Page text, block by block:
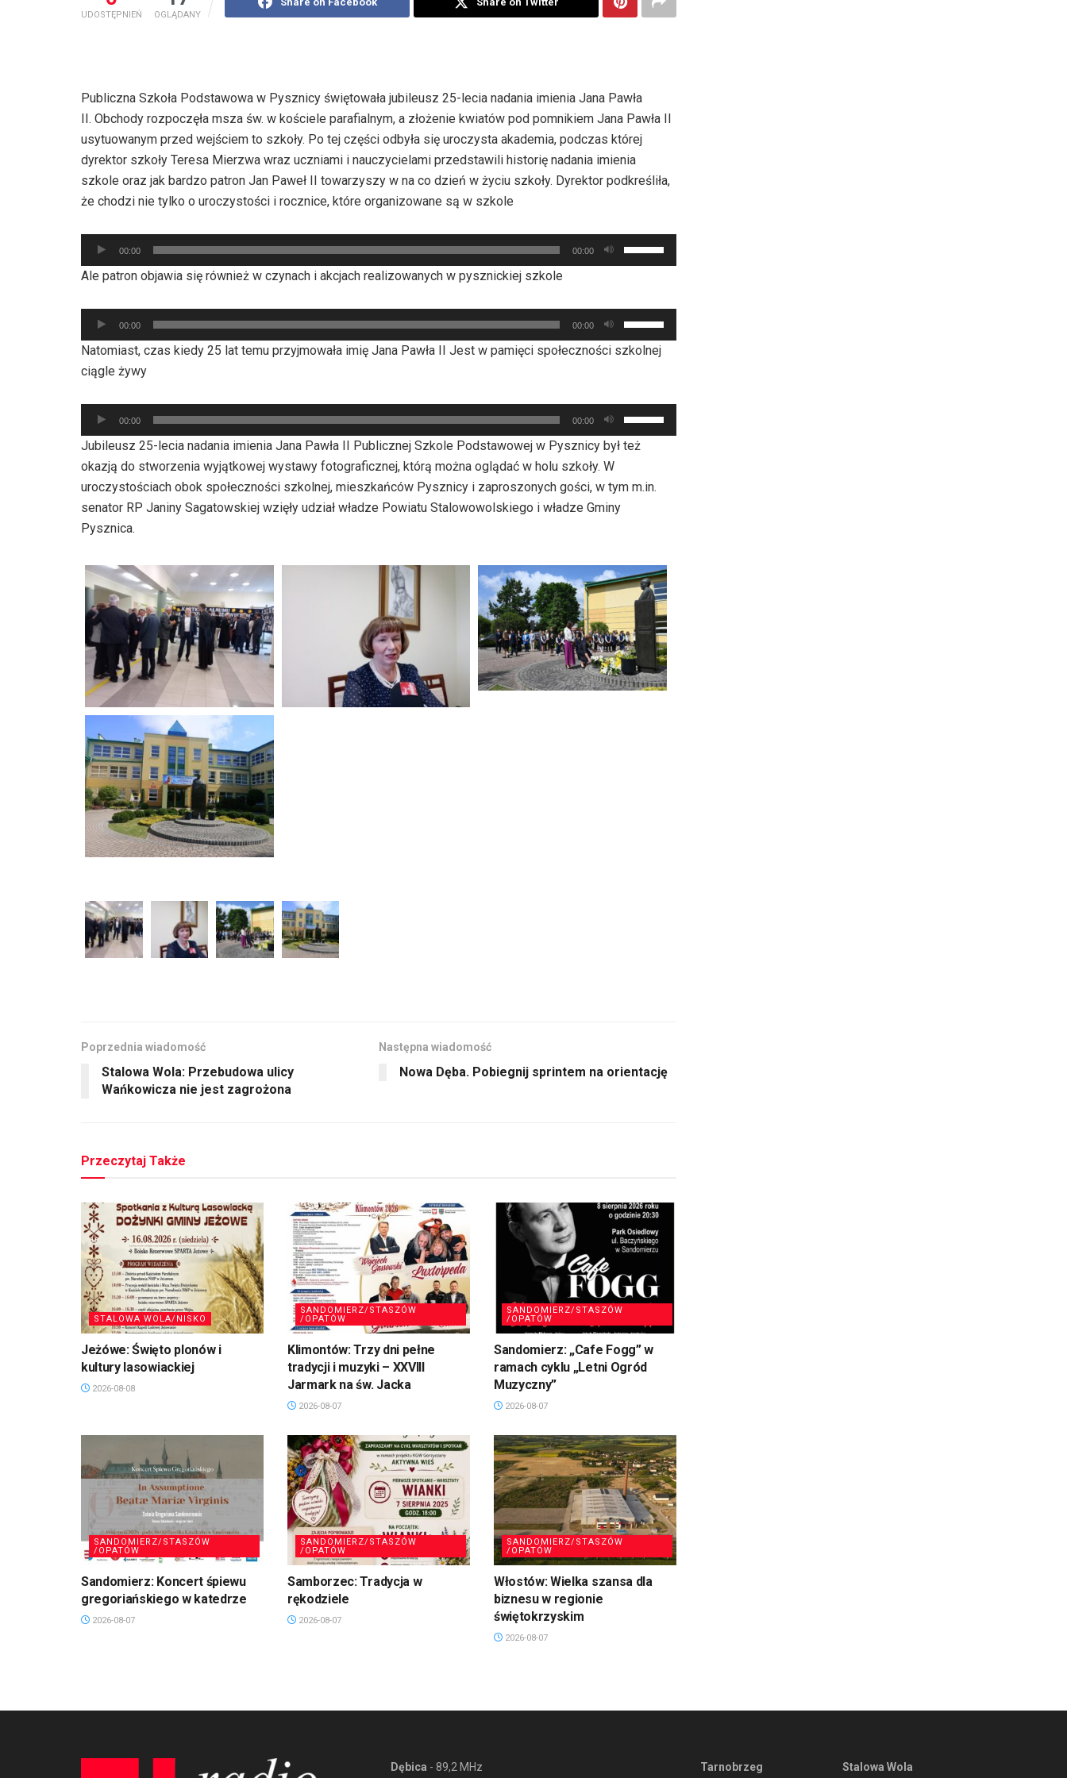
UDOSTĘPNIEŃ OGLĄDANY
Publiczna Szkoła Podstawowa w Pysznicy świętowała jubileusz 25-lecia nadania imienia Jana Pawła
II. Obchody rozpoczęła msza św. w kościele parafialnym, a złożenie kwiatów pod pomnikiem Jana Pawła II
usytuowanym przed wejściem to szkoły. Po tej części odbyła się uroczysta akademia, podczas której
dyrektor szkoły Teresa Mierzwa wraz uczniami i nauczycielami przedstawili historię nadania imienia
szkole oraz jak bardzo patron Jan Paweł II towarzyszy w na co dzień w życiu szkoły. Dyrektor podkreśliła,
że chodzi nie tylko o uroczystości i rocznice, które organizowane są w szkole
Odtwarzacz
plików
dźwiękowych
00:00 00:00
strzałek
oraz
do
zwiększyć
zmniejszyć
Ale patron objawia się również w czynach i akcjach realizowanych w pysznickiej szkole
Odtwarzacz
plików
dźwiękowych
00:00 00:00
strzałek
do
do
dołu
zwiększyć
Natomiast, czas kiedy 25 lat temu przyjmowała imię Jana Pawła II Jest w pamięci społeczności szkolnej
ciągle żywy
Odtwarzacz
plików
dźwiękowych
00:00 00:00
strzałek
do
oraz
zwiększyć
lub
zmniejszyć
głośność.
Jubileusz 25-lecia nadania imienia Jana Pawła II Publicznej Szkole Podstawowej w Pysznicy był też
okazją do stworzenia wyjątkowej wystawy fotograficznej, którą można oglądać w holu szkoły. W
uroczystościach obok społeczności szkolnej, mieszkańców Pysznicy i zaproszonych gości, w tym m.in.
senator RP Janiny Sagatowskiej wzięły udział władze Powiatu Stalowowolskiego i władze Gminy
Pysznica.
Poprzednia wiadomość
Stalowa Wola: Przebudowa ulicy
Wańkowicza nie jest zagrożona
Następna wiadomość
Nowa Dęba. Pobiegnij sprintem na orientację
Przeczytaj Także
STALOWA WOLA/NISKO
Jeżówe: Święto plonów i
kultury lasowiackiej
2026-08-08
SANDOMIERZ/STASZÓW
/OPATÓW
Klimontów: Trzy dni pełne
tradycji i muzyki – XXVIII
Jarmark na św. Jacka
2026-08-07
SANDOMIERZ/STASZÓW
/OPATÓW
Sandomierz: „Cafe Fogg” w
ramach cyklu „Letni Ogród
Muzyczny”
2026-08-07
SANDOMIERZ/STASZÓW
/OPATÓW
Sandomierz: Koncert śpiewu
gregoriańskiego w katedrze
2026-08-07
SANDOMIERZ/STASZÓW
/OPATÓW
Samborzec: Tradycja w
rękodziele
2026-08-07
SANDOMIERZ/STASZÓW
/OPATÓW
Włostów: Wielka szansa dla
biznesu w regionie
świętokrzyskim
2026-08-07
Dębica - 89,2 MHz
Tarnobrzeg
Stalowa Wola